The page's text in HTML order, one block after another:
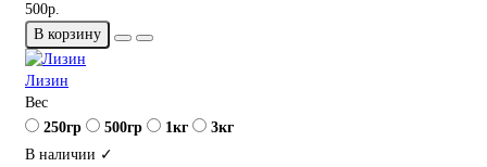
500р.
В корзину
Лизин
Вес
250гр
500гр 1кг
3кг
В наличии ✓